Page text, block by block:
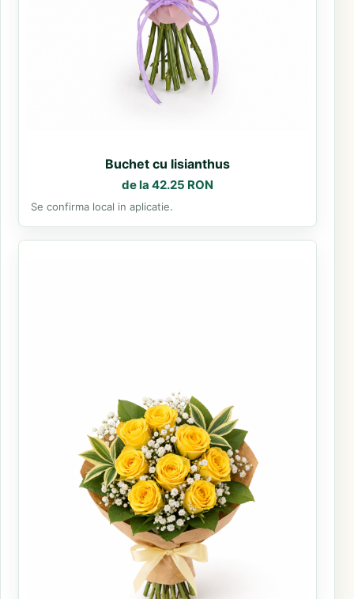
Buchet cu lisianthus
de la 42.25 RON
Se confirma local in aplicatie.